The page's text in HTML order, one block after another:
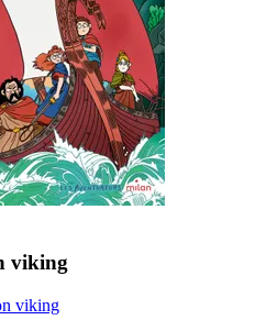
viking
viking